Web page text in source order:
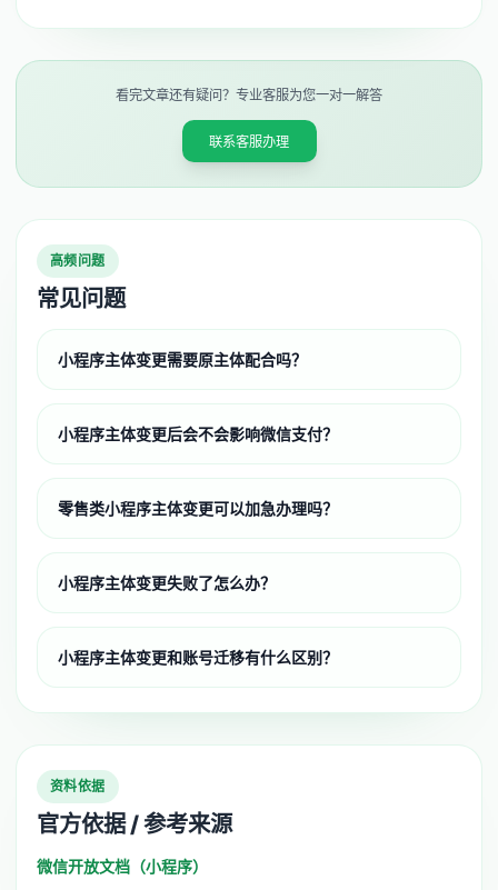
看完文章还有疑问？专业客服为您一对一解答
联系客服办理
高频问题
常见问题
小程序主体变更需要原主体配合吗？
小程序主体变更后会不会影响微信支付？
零售类小程序主体变更可以加急办理吗？
小程序主体变更失败了怎么办？
小程序主体变更和账号迁移有什么区别？
资料依据
官方依据 / 参考来源
微信开放文档（小程序）